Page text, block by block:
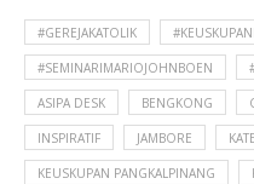
#GEREJAKATOLIK
#SEMINARIMARIOJOHNBOEN
ASIPA DESK BENGKONG
INSPIRATIF JAMBORE
KEUSKUPAN PANGKALPINANG